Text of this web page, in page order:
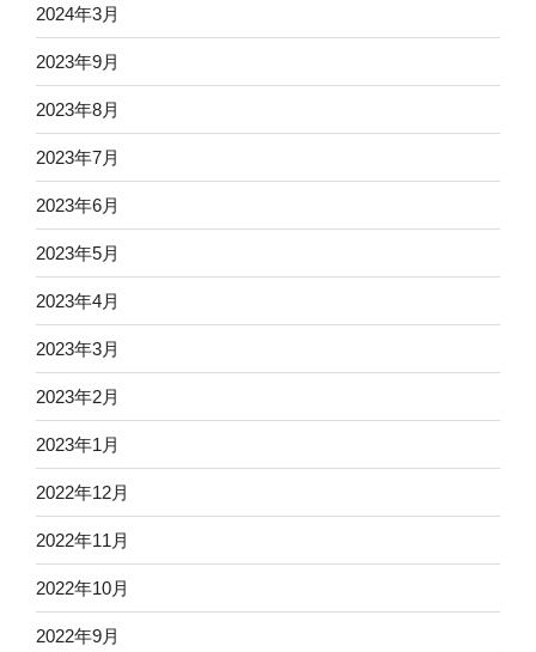
2024年3月
2023年9月
2023年8月
2023年7月
2023年6月
2023年5月
2023年4月
2023年3月
2023年2月
2023年1月
2022年12月
2022年11月
2022年10月
2022年9月